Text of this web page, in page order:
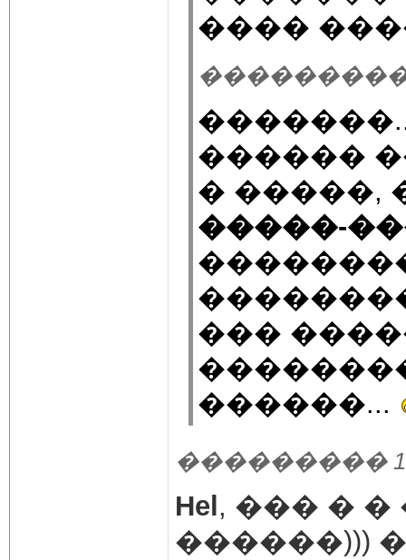
����
���������
������
� �����,
�����-
���
������...
���������
Hel , ��� �
������)))